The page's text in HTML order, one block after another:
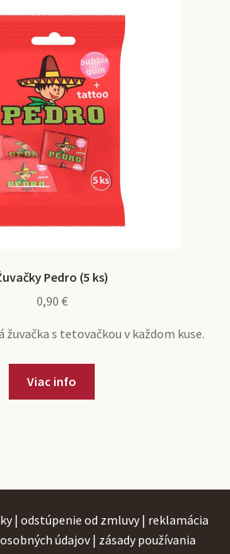
Pedro (5 ks)
0,90 €
žuvačka s tetovačkou v každom kuse.
Viac info
| odstúpenie od zmluvy | reklamácia
údajov | zásady používania